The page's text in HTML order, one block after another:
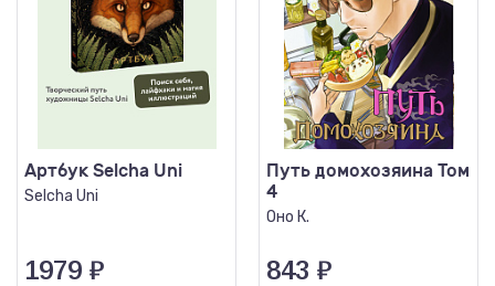
Артбук Selcha Uni
Selcha Uni
1979 ₽
Путь домохозяина Том
4
Оно К.
843 ₽